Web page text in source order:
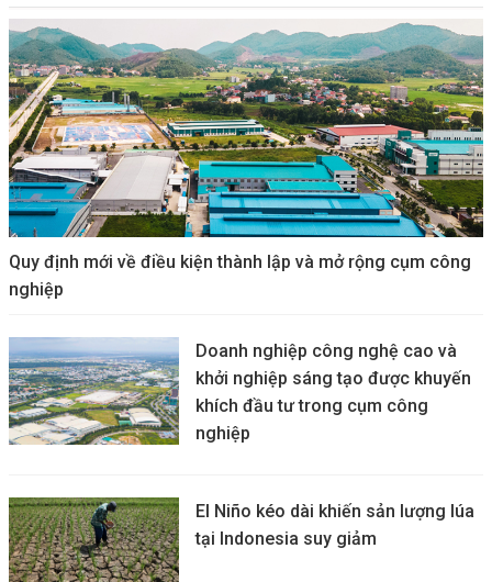
Quy định mới về điều kiện thành lập và mở rộng cụm công
nghiệp
Doanh nghiệp công nghệ cao và
khởi nghiệp sáng tạo được khuyến
khích đầu tư trong cụm công
nghiệp
El Niño kéo dài khiến sản lượng lúa
tại Indonesia suy giảm